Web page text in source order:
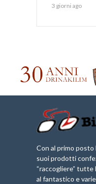
3 giorni ago
Con al primo posto
suoi prodotti
“raccogliere”
al fantastico e